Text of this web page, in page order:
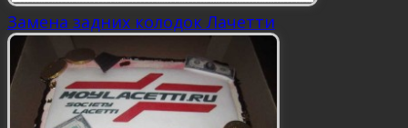
Замена задних колодок Лачетти